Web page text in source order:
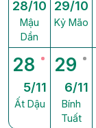
28/10
Mậu
Dần
29/10
Kỷ Mão
28
5/11
Ất Dậu
29
6/11
Bính
Tuất